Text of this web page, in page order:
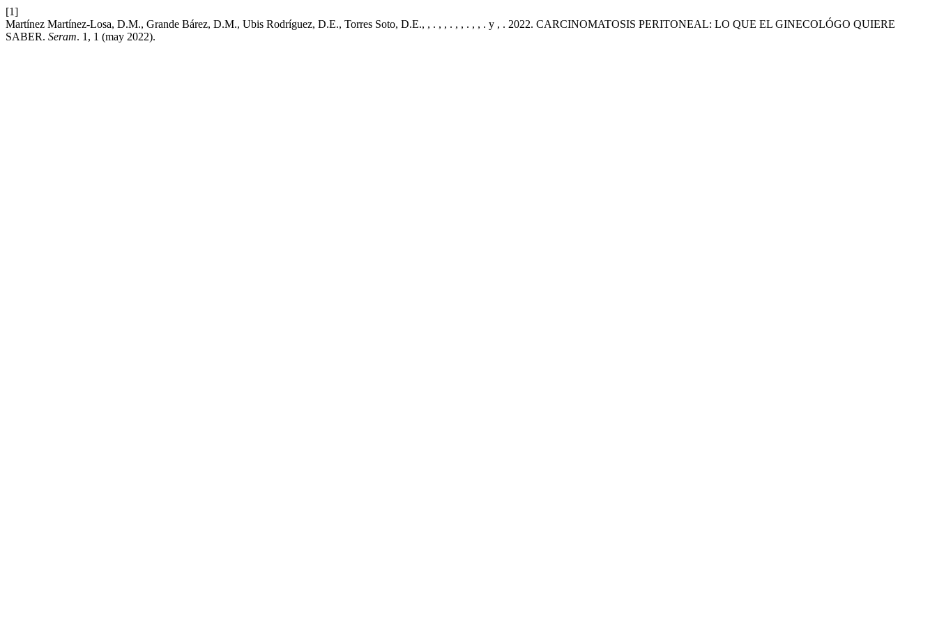
[1]
Martínez Martínez-Losa, D.M., Grande Bárez, D.M., Ubis Rodríguez, D.E., Torres Soto, D.E., , . , , . , , . , , . y , . 2022. CARCINOMATOSIS PERITONEAL: LO QUE EL GINECOLÓGO QUIERE
SABER. Seram. 1, 1 (may 2022).